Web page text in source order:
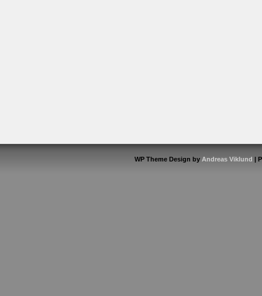
WP Theme Design by Andreas Viklund |